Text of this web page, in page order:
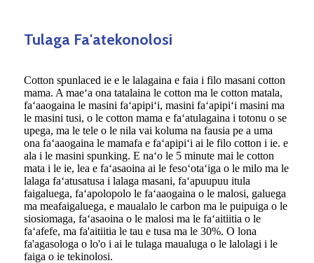
Tulaga Fa'atekonolosi
Cotton spunlaced ie e le lalagaina e faia i filo masani cotton
mama. A maeʻa ona tatalaina le cotton ma le cotton matala,
faʻaaogaina le masini faʻapipiʻi, masini faʻapipiʻi masini ma
le masini tusi, o le cotton mama e faʻatulagaina i totonu o se
upega, ma le tele o le nila vai koluma na fausia pe a uma
ona faʻaaogaina le mamafa e faʻapipiʻi ai le filo cotton i ie. e
ala i le masini spunking. E naʻo le 5 minute mai le cotton
mata i le ie, lea e faʻasaoina ai le fesoʻotaʻiga o le milo ma le
lalaga faʻatusatusa i lalaga masani, faʻapuupuu itula
faigaluega, faʻapolopolo le faʻaaogaina o le malosi, galuega
ma meafaigaluega, e maualalo le carbon ma le puipuiga o le
siosiomaga, faʻasaoina o le malosi ma le faʻaitiitia o le
faʻafefe, ma fa'aitiitia le tau e tusa ma le 30%. O lona
fa'agasologa o lo'o i ai le tulaga maualuga o le lalolagi i le
faiga o ie tekinolosi.